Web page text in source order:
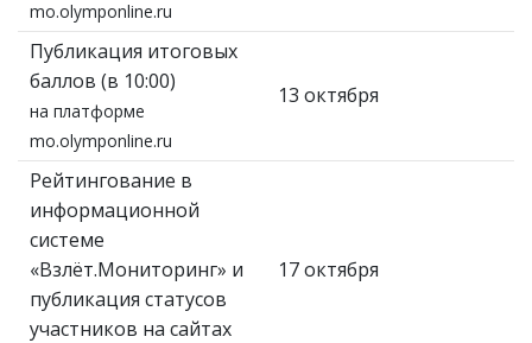
mo.olymponline.ru
Публикация итоговых
баллов (в 10:00)
на платформе
mo.olymponline.ru
13 октября
Рейтингование в
информационной
системе
«Взлёт.Мониторинг» и
публикация статусов
участников на сайтах
17 октября